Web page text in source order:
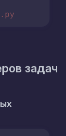
задач